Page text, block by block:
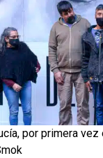
por primera vez